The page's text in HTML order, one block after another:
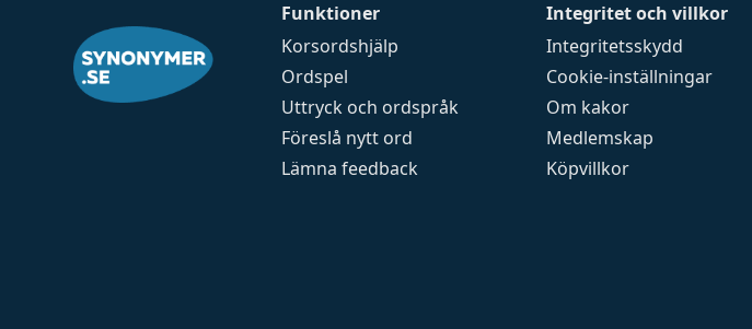
Funktioner
Korsordshjälp
Ordspel
Uttryck och ordspråk
Föreslå nytt ord
Lämna feedback
Integritet och villkor
Integritetsskydd
Cookie-inställningar
Om kakor
Medlemskap
Köpvillkor